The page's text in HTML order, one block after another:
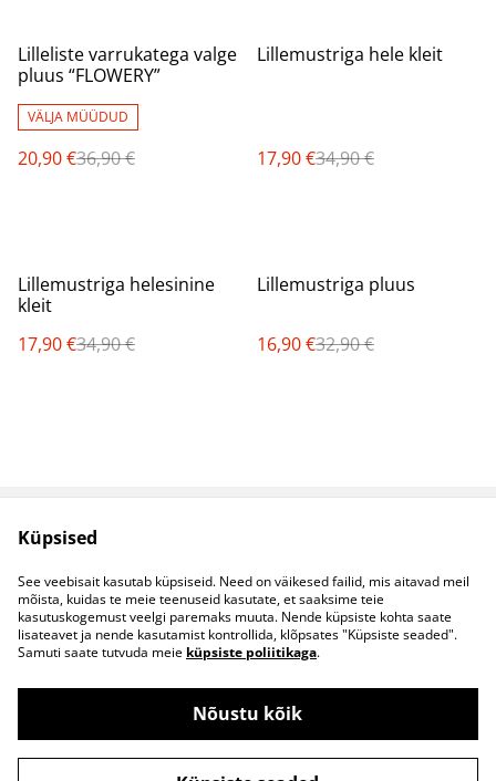
%
Lilleliste varrukatega valge
pluus “FLOWERY”
VÄLJA MÜÜDUD
20,90 €36,90 €
%
Lillemustriga hele kleit
17,90 €34,90 €
%
Lillemustriga helesinine
kleit
17,90 €34,90 €
%
Lillemustriga pluus
16,90 €32,90 €
Müügitingimused
Küpsised
Kontaktid
B2B koostöö
©2026S&S Riided
Küpsised
See veebisait kasutab küpsiseid. Need on väikesed failid, mis aitavad meil
mõista, kuidas te meie teenuseid kasutate, et saaksime teie
kasutuskogemust veelgi paremaks muuta. Nende küpsiste kohta saate
lisateavet ja nende kasutamist kontrollida, klõpsates "Küpsiste seaded".
Samuti saate tutvuda meie küpsiste poliitikaga.
Nõustu kõik